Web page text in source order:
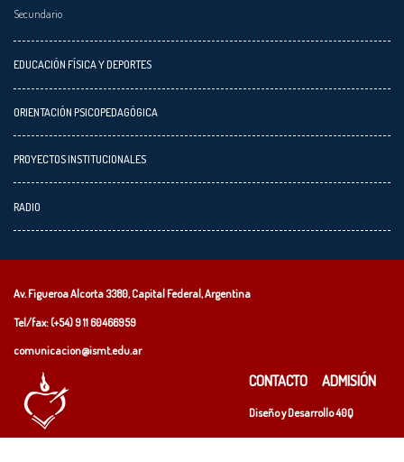
Secundario
EDUCACIÓN FÍSICA Y DEPORTES
ORIENTACIÓN PSICOPEDAGÓGICA
PROYECTOS INSTITUCIONALES
RADIO
Av. Figueroa Alcorta 3380, Capital Federal, Argentina
Tel/fax: (+54)9 11 60466959
comunicacion@ismt.edu.ar
CONTACTO ADMISIÓN
Diseño y Desarrollo40Q